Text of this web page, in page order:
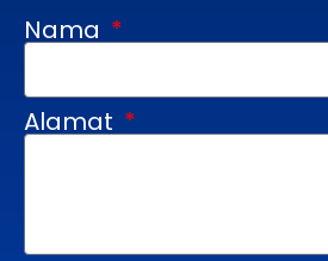
Nama
Alamat